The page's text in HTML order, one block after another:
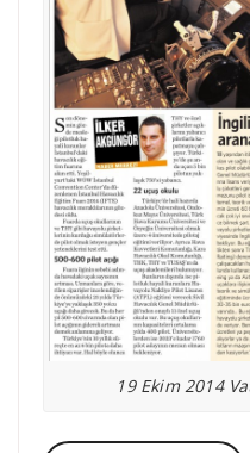
19 Ekim 2014